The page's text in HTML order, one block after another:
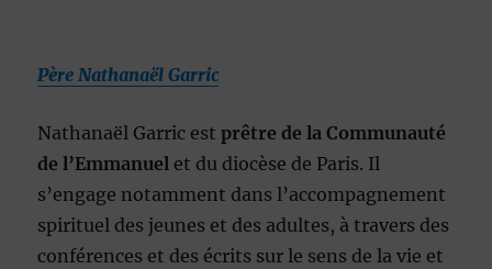
Père Nathanaël Garric
Nathanaël Garric estprêtre de la Communauté
de l’Emmanuel et du diocèse de Paris. Il
s’engage notamment dans l’accompagnement
spirituel des jeunes et des adultes, à travers des
conférences et des écrits sur le sens de la vie et